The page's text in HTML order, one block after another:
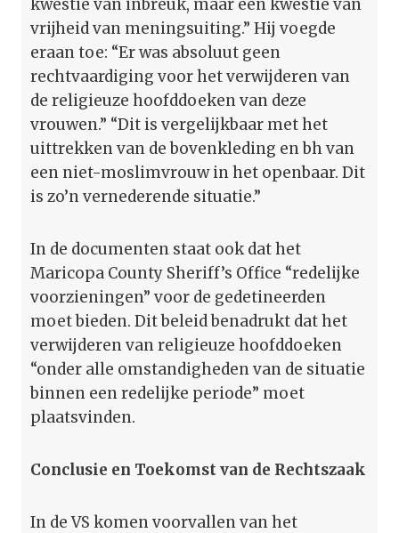
kwestie van inbreuk, maar een kwestie van
vrijheid van meningsuiting.” Hij voegde
eraan toe: “Er was absoluut geen
rechtvaardiging voor het verwijderen van
de religieuze hoofddoeken van deze
vrouwen.” “Dit is vergelijkbaar met het
uittrekken van de bovenkleding en bh van
een niet-moslimvrouw in het openbaar. Dit
is zo’n vernederende situatie.”
In de documenten staat ook dat het
Maricopa County Sheriff’s Office “redelijke
voorzieningen” voor de gedetineerden
moet bieden. Dit beleid benadrukt dat het
verwijderen van religieuze hoofddoeken
“onder alle omstandigheden van de situatie
binnen een redelijke periode” moet
plaatsvinden.
Conclusie en Toekomst van de Rechtszaak
In de VS komen voorvallen van het